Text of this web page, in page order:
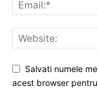
Salvati numele
acest browser